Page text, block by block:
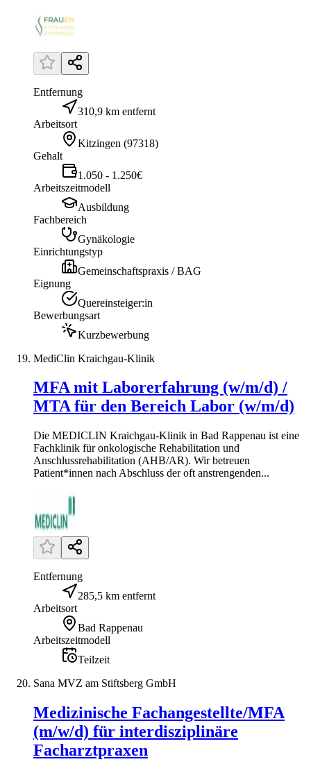
Entfernung
310,9 km entfernt
Arbeitsort
Kitzingen (97318)
Gehalt
1.050 - 1.250€
Arbeitszeitmodell
Ausbildung
Fachbereich
Gynäkologie
Einrichtungstyp
Gemeinschaftspraxis / BAG
Eignung
Quereinsteiger:in
Bewerbungsart
Kurzbewerbung
MediClin Kraichgau-Klinik
MFA mit Laborerfahrung (w/m/d) /
MTA für den Bereich Labor (w/m/d)
Die MEDICLIN Kraichgau-Klinik in Bad Rappenau ist eine
Fachklinik für onkologische Rehabilitation und
Anschlussrehabilitation (AHB/AR). Wir betreuen
Patient*innen nach Abschluss der oft anstrengenden...
Entfernung
285,5 km entfernt
Arbeitsort
Bad Rappenau
Arbeitszeitmodell
Teilzeit
Sana MVZ am Stiftsberg GmbH
Medizinische Fachangestellte/MFA
(m/w/d) für interdisziplinäre
Facharztpraxen